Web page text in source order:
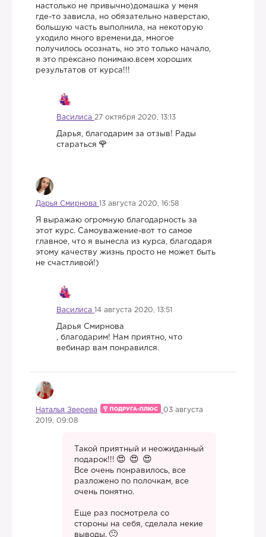
настолько не привычно)домашка у меня
где-то зависла, но обязательно наверстаю,
большую часть выполнила, на некоторую
уходило много времени.да, многое
получилось осознать, но это только начало,
я это прексано понимаю.всем хороших
результатов от курса!!!
Василиса 27 октября 2020, 13:13
Дарья, благодарим за отзыв! Рады
стараться
Дарья Смирнова 13 августа 2020, 16:58
Я выражаю огромную благодарность за
этот курс. Самоуважение-вот то самое
главное, что я вынесла из курса, благодаря
этому качеству жизнь просто не может быть
не счастливой!)
Василиса 14 августа 2020, 13:51
Дарья Смирнова
, благодарим! Нам приятно, что
вебинар вам понравился.
Наталья Зверева
03 августа
2019, 09:08
Такой приятный и неожиданный
подарок!!!
Все очень понравилось, все
разложено по полочкам, все
очень понятно.
Еще раз посмотрела со
стороны на себя, сделала некие
выводы.